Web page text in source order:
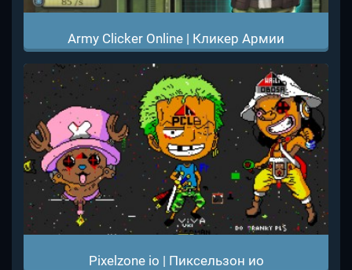
Army Clicker Online | Кликер Армии
Pixelzone io | Пиксельзон ио